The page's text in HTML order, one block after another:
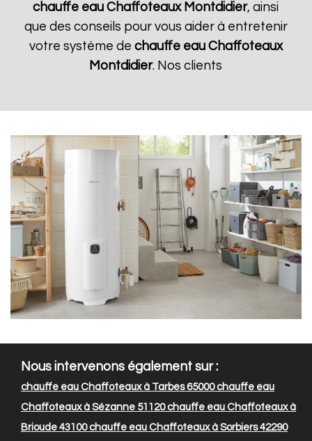
chauffe eau Chaffoteaux Montdidier, ainsi
que des conseils pour vous aider à entretenir
votre système de chauffe eau Chaffoteaux
Montdidier. Nos clients
Nous intervenons également sur :
chauffe eau Chaffoteaux à Tarbes 65000chauffe eau
Chaffoteaux à Sézanne 51120chauffe eau Chaffoteaux à
Brioude 43100chauffe eau Chaffoteaux à Sorbiers 42290